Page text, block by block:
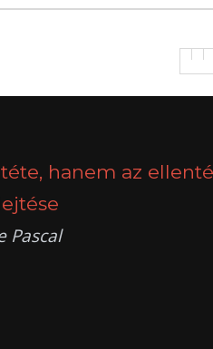
hanem az
Pascal